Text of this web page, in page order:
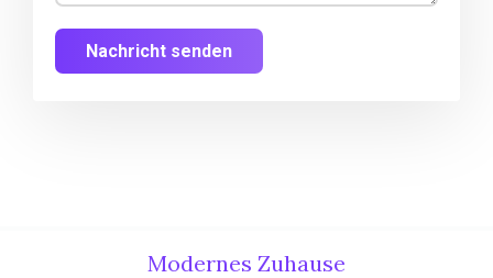
Nachricht senden
Modernes Zuhause